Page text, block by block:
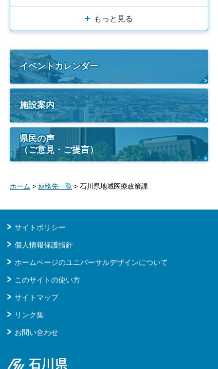
もっと見る
イベントカレンダー
施設案内
県民の声
（ご意見・ご提言）
ホーム > 連絡先一覧 > 石川県地域医療政策課
サイトポリシー
個人情報保護指針
ホームページのユニバーサルデザインについて
このサイトの使い方
サイトマップ
リンク集
お問い合わせ
石川県